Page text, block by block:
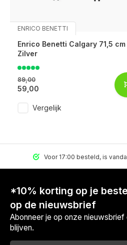
ENRICO BENETTI
Enrico Benetti Calgary 71,5 cm
Zilver
89,00
59,00
Vergelijk
Voor 17:00 besteld, is
*10% korting op je
op de nieuwsbrief
Abonneer je op onze
blijven.